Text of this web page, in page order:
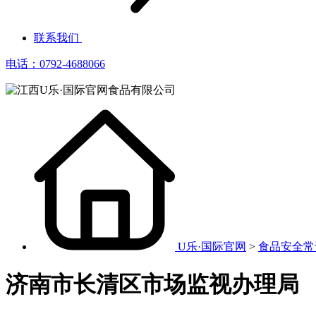
联系我们
电话：0792-4688066
U乐·国际官网 > 食品安全
济南市长清区市场监视办理局